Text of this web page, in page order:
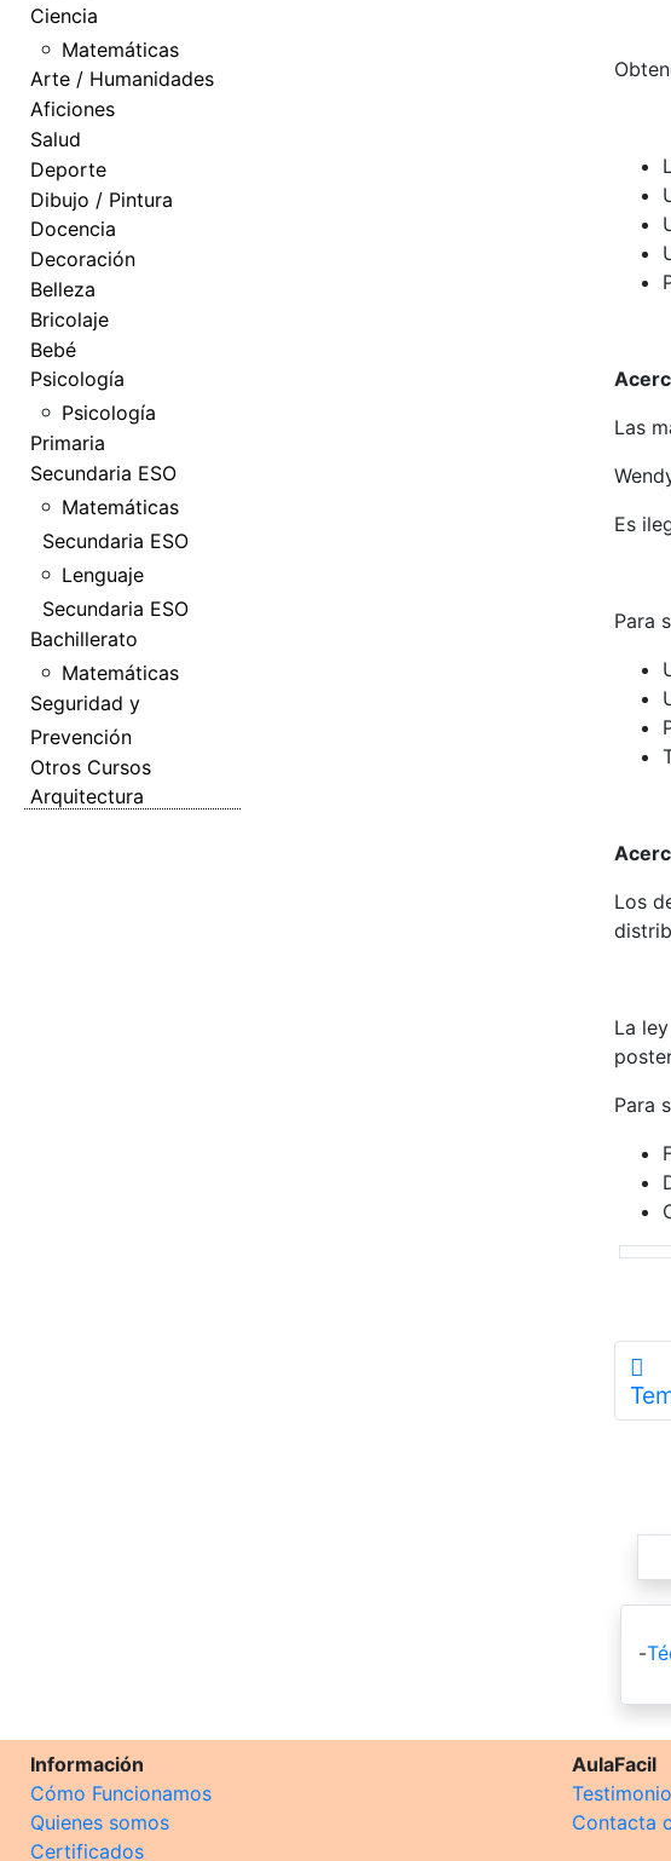
Ciencia
Matemáticas
Arte / Humanidades
Aficiones
Salud
Deporte
Dibujo / Pintura
Docencia
Decoración
Belleza
Bricolaje
Bebé
Psicología
Psicología
Primaria
Secundaria ESO
Matemáticas
Secundaria ESO
Lenguaje
Secundaria ESO
Bachillerato
Matemáticas
Seguridad y
Prevención
Otros Cursos
Arquitectura
Las
Es
Para
Los
La
Para
-
Información
Cómo Funcionamos
Quienes somos
Certificados
AulaFacil
Contacta